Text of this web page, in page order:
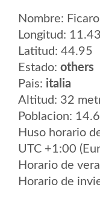
Nombre:
Longitud:
Latitud: 44.95
Estado: others
Pais: italia
Altitud: 32
Poblacion:
Huso horario
UTC +1:00
Horario de
Horario de